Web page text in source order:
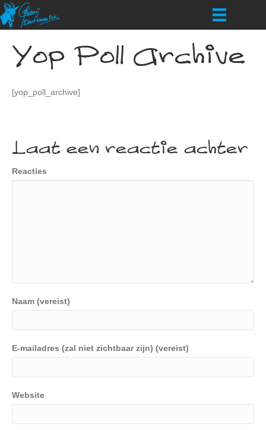
Yop Poll Archive
[yop_poll_archive]
Laat een reactie achter
Reacties
Naam (vereist)
E-mailadres (zal niet zichtbaar zijn) (vereist)
Website